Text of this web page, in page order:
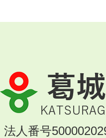
葛
城
市
KATSURAGI
法人番号